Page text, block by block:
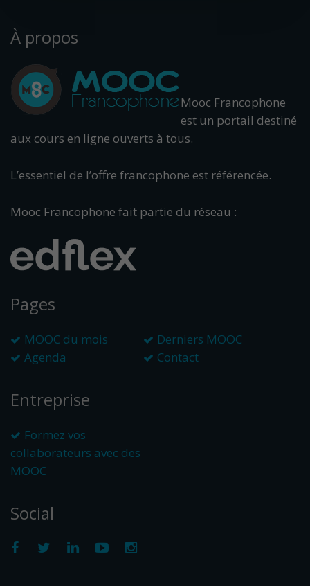
À propos
Mooc Francophone
est un portail destiné
aux cours en ligne ouverts à tous.
L’essentiel de l’offre francophone est référencée.
Mooc Francophone fait partie du réseau :
Pages
MOOC du mois
Derniers MOOC
Agenda
Contact
Entreprise
Formez vos
collaborateurs avec des
MOOC
Social